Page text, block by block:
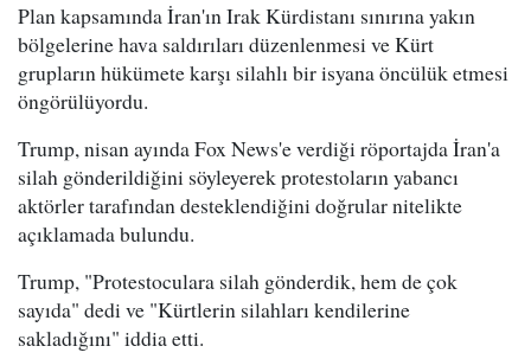
Plan kapsamında İran'ın Irak Kürdistanı sınırına yakın
bölgelerine hava saldırıları düzenlenmesi ve Kürt
grupların hükümete karşı silahlı bir isyana öncülük etmesi
öngörülüyordu.
Trump, nisan ayında Fox News'e verdiği röportajda İran'a
silah gönderildiğini söyleyerek protestoların yabancı
aktörler tarafından desteklendiğini doğrular nitelikte
açıklamada bulundu.
Trump, "Protestoculara silah gönderdik, hem de çok
sayıda" dedi ve "Kürtlerin silahları kendilerine
sakladığını" iddia etti.